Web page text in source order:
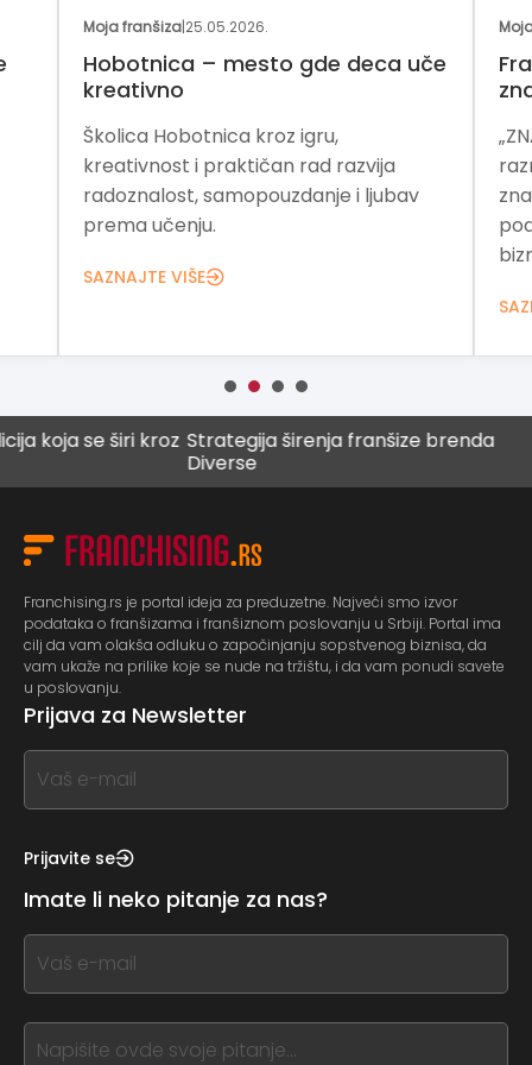
Moja franšiza|25.05.2026.
Hobotnica – mesto gde deca uče
kreativno
Školica Hobotnica kroz igru,
kreativnost i praktičan rad razvija
radoznalost, samopouzdanje i ljubav
prema učenju.
SAZNAJTE VIŠE
se širi kroz Strategija širenja franšize brenda
Diverse
Franchising.rs je portal ideja za preduzetne. Najveći smo izvor
podataka o franšizama i franšiznom poslovanju u Srbiji. Portal ima
cilj da vam olakša odluku o započinjanju sopstvenog biznisa, da
vam ukaže na prilike koje se nude na tržištu, i da vam ponudi savete
u poslovanju.
Prijava za Newsletter
If
you
this,
this
form
field
blank
Prijavite se
Imate li neko pitanje za nas?
If
you
this,